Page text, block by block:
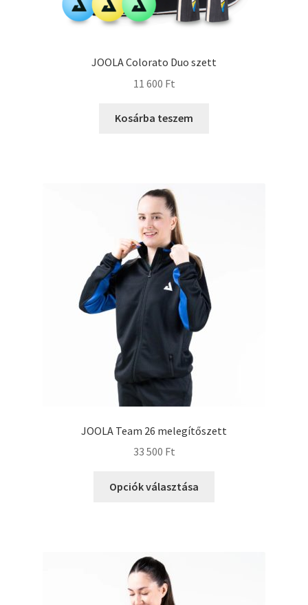
JOOLA Colorato Duo szett
11 600 Ft
Kosárba teszem
JOOLA Team 26 melegítőszett
33 500 Ft
Opciók választása